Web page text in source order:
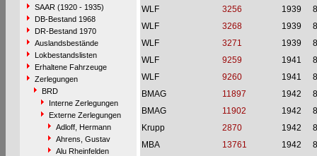
SAAR (1920 - 1935)
DB-Bestand 1968
DR-Bestand 1970
Auslandsbestände
Lokbestandslisten
Erhaltene Fahrzeuge
Zerlegungen
BRD
Interne Zerlegungen
Externe Zerlegungen
Adloff, Hermann
Ahrens, Gustav
Alu Rheinfelden
WLF
3256 1939
WLF
3268 1939
WLF
3271 1939
WLF
9259 1941
WLF
9260 1941
BMAG
11897 1942
BMAG
11902 1942
Krupp
2870 1942
MBA
13761 1942